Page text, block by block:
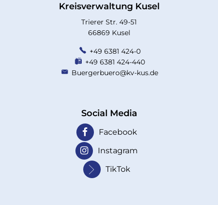
Kreisverwaltung Kusel
Trierer Str. 49-51
66869 Kusel
+49 6381 424-0
+49 6381 424-440
Buergerbuero@kv-kus.de
Social Media
Facebook
Instagram
TikTok